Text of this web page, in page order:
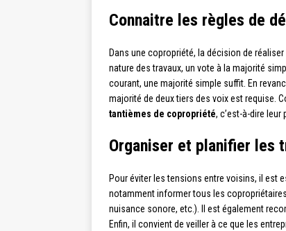
Connaitre les règles de
Dans une copropriété, la décision de
nature des travaux, un vote à la majorité
courant, une majorité simple suffit. En
majorité de deux tiers des voix est requise.
tantièmes de copropriété, c’est-à-dire leur
Organiser et planifier les
Pour éviter les tensions entre voisins, il est
notamment informer tous les
nuisance sonore, etc.). Il est également
Enfin, il convient de veiller à ce que les